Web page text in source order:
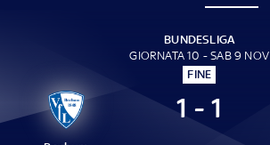
BUNDESLIGA
GIORNATA 10 - SAB 9 NOV
FINE
1 - 1